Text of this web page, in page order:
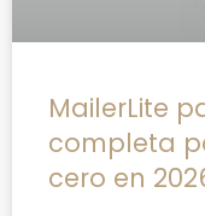
MailerLite
completa
cero en